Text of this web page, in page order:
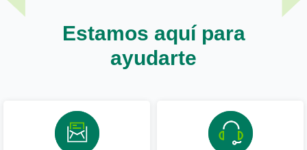
Estamos aquí para
ayudarte